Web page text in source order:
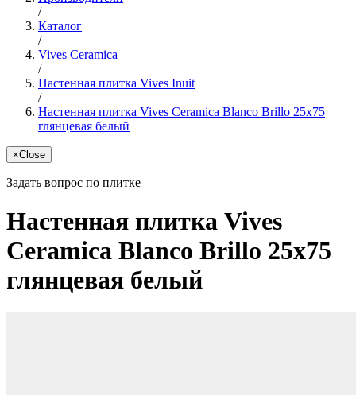
/
Каталог
/
Vives Ceramica
/
Настенная плитка Vives Inuit
/
Настенная плитка Vives Ceramica Blanco Brillo 25x75
глянцевая белый
×Close
Задать вопрос по плитке
Настенная плитка Vives
Ceramica Blanco Brillo 25x75
глянцевая белый